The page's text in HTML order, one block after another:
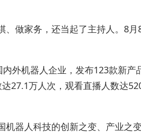
、做家务，还当起了主持人。8
外机器人企业，发布123款新
27.1万人次，观看直播人数达
机器人科技的创新之变、产业之